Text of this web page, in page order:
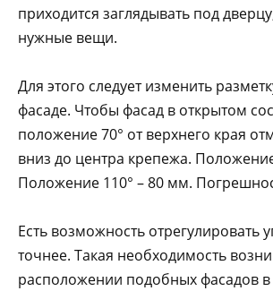
приходится заглядывать под
нужные вещи.
Для этого следует изменить
фасаде. Чтобы фасад в открытом
положение 70° от верхнего края
вниз до центра крепежа.
Положение 110° – 80 мм.
Есть возможность отрегулировать
точнее. Такая необходимость
расположении подобных фасадов в